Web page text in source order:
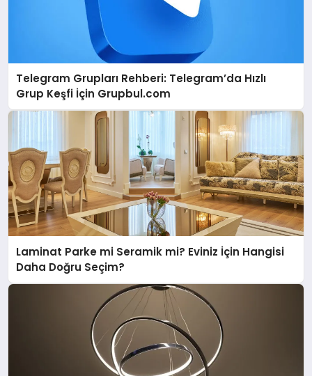
Telegram Grupları Rehberi: Telegram’da Hızlı
Grup Keşfi İçin Grupbul.com
Laminat Parke mi Seramik mi? Eviniz İçin Hangisi
Daha Doğru Seçim?